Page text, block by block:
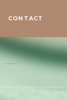
CONTACT